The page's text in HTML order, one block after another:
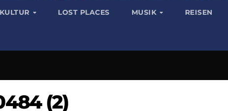
KULTUR LOST PLACES MUSIK REISEN
(2)